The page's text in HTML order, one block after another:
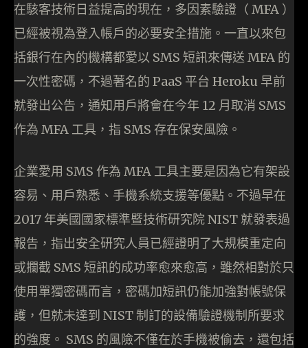
在駭客技術日益提高的現在，多因素驗證（ MFA ）
已經被視為登入帳戶的必要安全措施。一直以來包
括銀行在內的機構都愛以 SMS 短訊來傳送 MFA 的
一次性密碼，不過著名的 PaaS 平台 Heroku 早前
就發出公告，通知用戶將會在今年 12 月取消 SMS
作為 MFA 工具，指 SMS 存在保安風險。
企業愛用 SMS 作為 MFA 工具主要是因為它有架設
容易、用戶熟悉、手機系統支援等優點。不過早在
2017 年美國國家標準暨技術研究院 NIST 就發表過
報告，指出安全研究人員已經證明了大規模重定向
或攔截 SMS 短訊的成功率愈來愈高，雖然相對於只
使用單獨密碼而言，密碼加短訊仍能加強對帳號保
護，但就未達到 NIST 制訂的設備驗證機制所要求
的強度。 SMS 的風險不僅在於手機被偷去，還包括